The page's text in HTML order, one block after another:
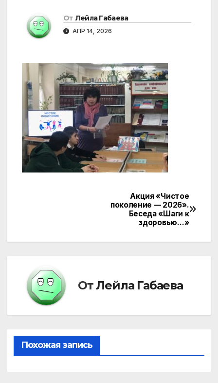
От Лейла Габаева
АПР 14, 2026
записям
Акция «Чистое
поколение — 2026».
Беседа «Шаги к
здоровью…»
ОтЛейла Габаева
Похожая запись